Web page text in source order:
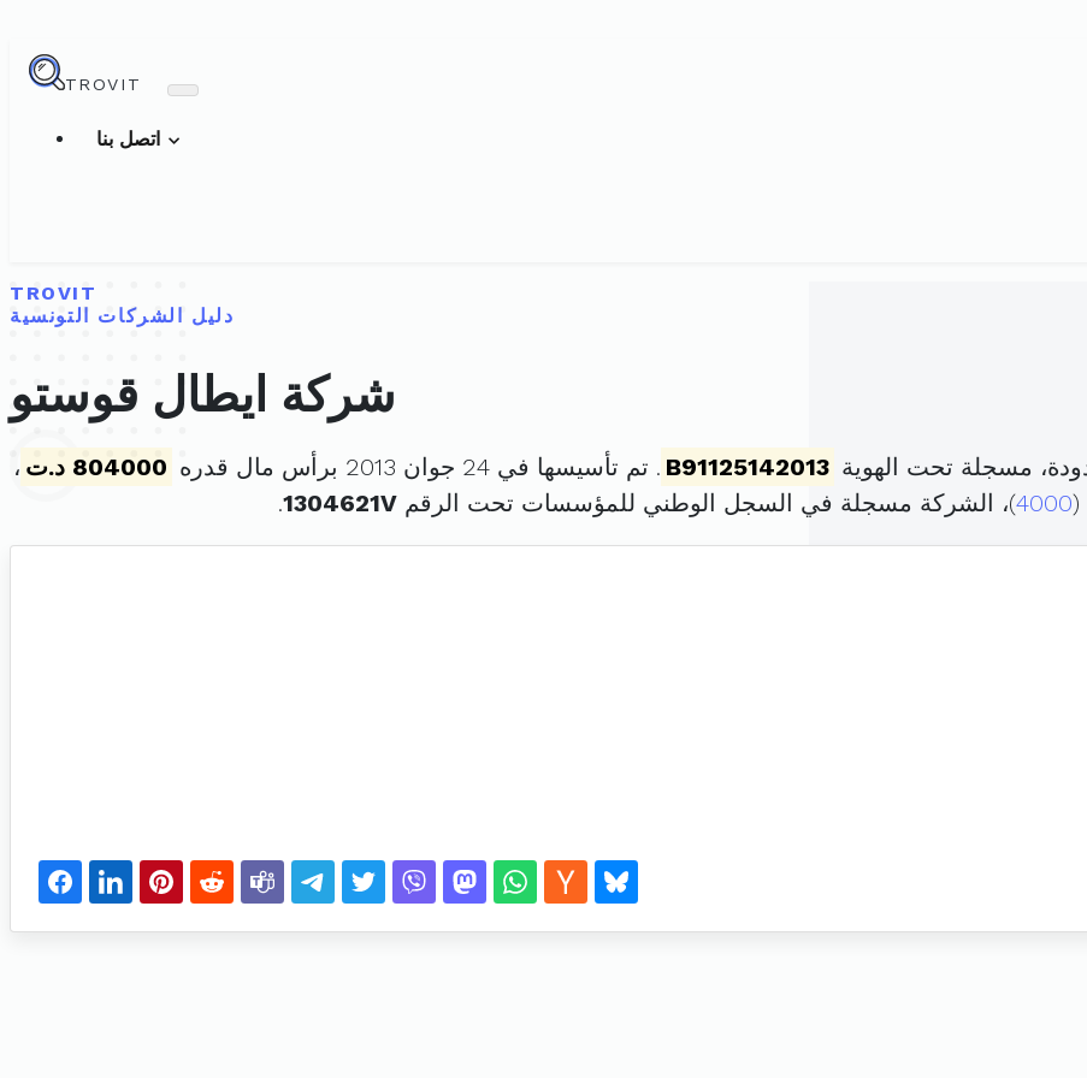
TROVIT
TROVIT
دليل الشركات التونسية
شركة ايطال قوستو
مسجلة تحت الهوية B91125142013 . تم تأسيسها في 24 جوان 2013 برأس مال قدره 804000 د.ت
،
(
4000)، الشركة مسجلة في السجل الوطني للمؤسسات تحت الرقم 1304621V
.